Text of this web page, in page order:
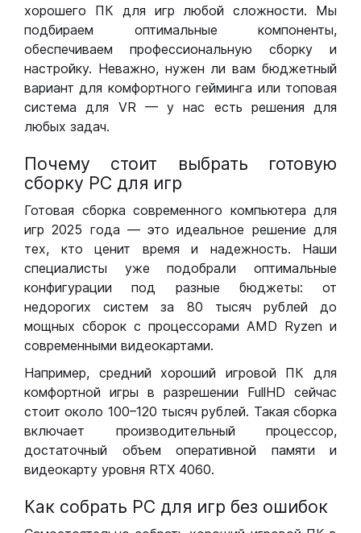
хорошего ПК для игр любой сложности. Мы
подбираем оптимальные компоненты,
обеспечиваем профессиональную сборку и
настройку. Неважно, нужен ли вам бюджетный
вариант для комфортного гейминга или топовая
система для VR — у нас есть решения для
любых задач.
Почему стоит выбрать готовую
сборку РС для игр
Готовая сборка современного компьютера для
игр 2025 года — это идеальное решение для
тех, кто ценит время и надежность. Наши
специалисты уже подобрали оптимальные
конфигурации под разные бюджеты: от
недорогих систем за 80 тысяч рублей до
мощных сборок с процессорами AMD Ryzen и
современными видеокартами.
Например, средний хороший игровой ПК для
комфортной игры в разрешении FullHD сейчас
стоит около 100–120 тысяч рублей. Такая сборка
включает производительный процессор,
достаточный объем оперативной памяти и
видеокарту уровня RTX 4060.
Как собрать РС для игр без ошибок